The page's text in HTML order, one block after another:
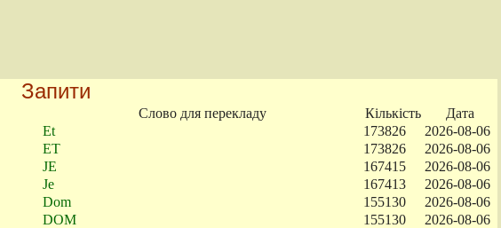
Запити
Слово для перекладу Кількість
Дата
Et 173826
2026-08-06
ET 173826
2026-08-06
JE 167415
2026-08-06
Je 167413
2026-08-06
Dom 155130
2026-08-06
DOM 155130
2026-08-06